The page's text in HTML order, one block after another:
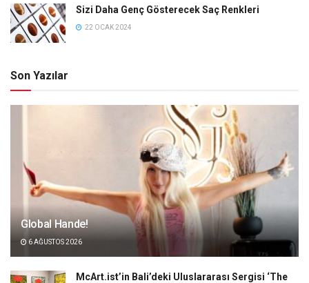
Sizi Daha Genç Gösterecek Saç Renkleri
22 OCAK 2024
Son Yazılar
Global Hande!
6 AĞUSTOS 2026
McArt.ist’in Bali’deki Uluslararası Sergisi ‘The